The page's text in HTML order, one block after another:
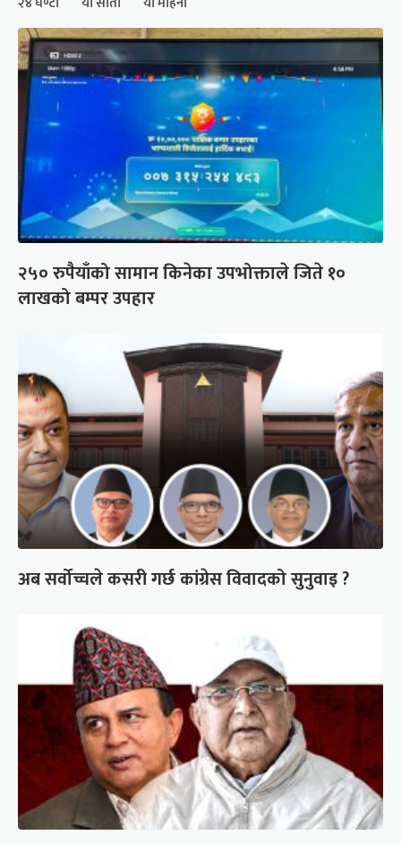
२५० रुपैयाँको सामान किनेका उपभोक्ताले जिते १०
लाखको बम्पर उपहार
अब सर्वोच्चले कसरी गर्छ कांग्रेस विवादको सुनुवाइ ?